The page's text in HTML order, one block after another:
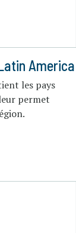
America
les pays
permet